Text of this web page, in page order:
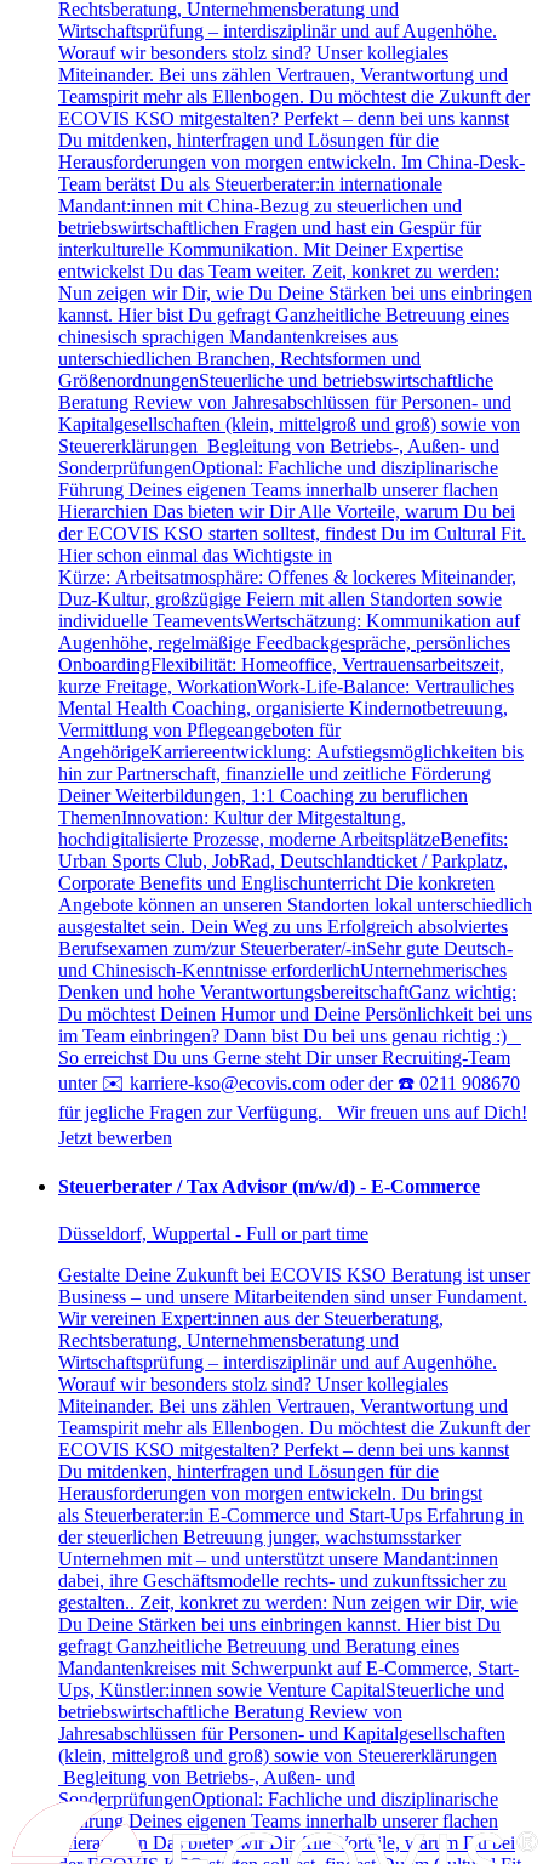
Rechtsberatung, Unternehmensberatung und
Wirtschaftsprüfung – interdisziplinär und auf Augenhöhe.
Worauf wir besonders stolz sind? Unser kollegiales
Miteinander. Bei uns zählen Vertrauen, Verantwortung und
Teamspirit mehr als Ellenbogen. Du möchtest die Zukunft der
ECOVIS KSO mitgestalten? Perfekt – denn bei uns kannst
Du mitdenken, hinterfragen und Lösungen für die
Herausforderungen von morgen entwickeln. Im China-Desk-
Team berätst Du als Steuerberater:in internationale
Mandant:innen mit China-Bezug zu steuerlichen und
betriebswirtschaftlichen Fragen und hast ein Gespür für
interkulturelle Kommunikation. Mit Deiner Expertise
entwickelst Du das Team weiter. Zeit, konkret zu werden:
Nun zeigen wir Dir, wie Du Deine Stärken bei uns einbringen
kannst. Hier bist Du gefragt Ganzheitliche Betreuung eines
chinesisch sprachigen Mandantenkreises aus
unterschiedlichen Branchen, Rechtsformen und
GrößenordnungenSteuerliche und betriebswirtschaftliche
Beratung Review von Jahresabschlüssen für Personen- und
Kapitalgesellschaften (klein, mittelgroß und groß) sowie von
Steuererklärungen Begleitung von Betriebs-, Außen- und
SonderprüfungenOptional: Fachliche und disziplinarische
Führung Deines eigenen Teams innerhalb unserer flachen
Hierarchien Das bieten wir Dir Alle Vorteile, warum Du bei
der ECOVIS KSO starten solltest, findest Du im Cultural Fit.
Hier schon einmal das Wichtigste in
Kürze: Arbeitsatmosphäre: Offenes & lockeres Miteinander,
Duz-Kultur, großzügige Feiern mit allen Standorten sowie
individuelle TeameventsWertschätzung: Kommunikation auf
Augenhöhe, regelmäßige Feedbackgespräche, persönliches
OnboardingFlexibilität: Homeoffice, Vertrauensarbeitszeit,
kurze Freitage, WorkationWork-Life-Balance: Vertrauliches
Mental Health Coaching, organisierte Kindernotbetreuung,
Vermittlung von Pflegeangeboten für
AngehörigeKarriereentwicklung: Aufstiegsmöglichkeiten bis
hin zur Partnerschaft, finanzielle und zeitliche Förderung
Deiner Weiterbildungen, 1:1 Coaching zu beruflichen
ThemenInnovation: Kultur der Mitgestaltung,
hochdigitalisierte Prozesse, moderne ArbeitsplätzeBenefits:
Urban Sports Club, JobRad, Deutschlandticket / Parkplatz,
Corporate Benefits und Englischunterricht Die konkreten
Angebote können an unseren Standorten lokal unterschiedlich
ausgestaltet sein. Dein Weg zu uns Erfolgreich absolviertes
Berufsexamen zum/zur Steuerberater/-inSehr gute Deutsch-
und Chinesisch-Kenntnisse erforderlichUnternehmerisches
Denken und hohe VerantwortungsbereitschaftGanz wichtig:
Du möchtest Deinen Humor und Deine Persönlichkeit bei uns
im Team einbringen? Dann bist Du bei uns genau richtig :)
So erreichst Du uns Gerne steht Dir unser Recruiting-Team
unter ✉️ karriere-kso@ecovis.com oder der ☎️ 0211 908670
für jegliche Fragen zur Verfügung. Wir freuen uns auf Dich!
Jetzt bewerben
Steuerberater / Tax Advisor (m/w/d) - E-Commerce
Düsseldorf, Wuppertal - Full or part time
Gestalte Deine Zukunft bei ECOVIS KSO Beratung ist unser
Business – und unsere Mitarbeitenden sind unser Fundament.
Wir vereinen Expert:innen aus der Steuerberatung,
Rechtsberatung, Unternehmensberatung und
Wirtschaftsprüfung – interdisziplinär und auf Augenhöhe.
Worauf wir besonders stolz sind? Unser kollegiales
Miteinander. Bei uns zählen Vertrauen, Verantwortung und
Teamspirit mehr als Ellenbogen. Du möchtest die Zukunft der
ECOVIS KSO mitgestalten? Perfekt – denn bei uns kannst
Du mitdenken, hinterfragen und Lösungen für die
Herausforderungen von morgen entwickeln. Du bringst
als Steuerberater:in E-Commerce und Start-Ups Erfahrung in
der steuerlichen Betreuung junger, wachstumsstarker
Unternehmen mit – und unterstützt unsere Mandant:innen
dabei, ihre Geschäftsmodelle rechts- und zukunftssicher zu
gestalten.. Zeit, konkret zu werden: Nun zeigen wir Dir, wie
Du Deine Stärken bei uns einbringen kannst. Hier bist Du
gefragt Ganzheitliche Betreuung und Beratung eines
Mandantenkreises mit Schwerpunkt auf E-Commerce, Start-
Ups, Künstler:innen sowie Venture CapitalSteuerliche und
betriebswirtschaftliche Beratung Review von
Jahresabschlüssen für Personen- und Kapitalgesellschaften
(klein, mittelgroß und groß) sowie von Steuererklärungen
Begleitung von Betriebs-, Außen- und
SonderprüfungenOptional: Fachliche und disziplinarische
Führung Deines eigenen Teams innerhalb unserer flachen
Hierarchien Das bieten wir Dir Alle Vorteile, warum Du bei